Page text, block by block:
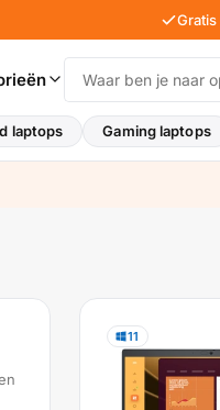
laptops Gaming laptops
11